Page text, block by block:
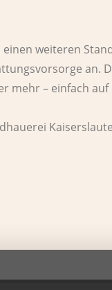
weiteren
an.
mehr – einfach